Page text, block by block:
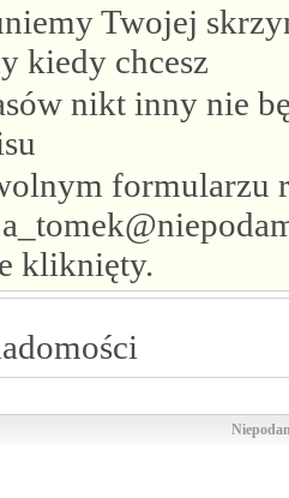
Twojej
kiedy chcesz
nikt inny nie
formularzu
kliknięty.